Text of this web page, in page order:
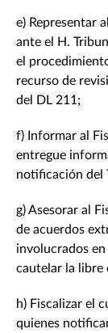
e) Representar
ante el H.
el
recurso de
del DL 211;
f) Informar al
entregue
notificación del
g) Asesorar al
de acuerdos
involucrados
cautelar la libre
h) Fiscalizar el
quienes